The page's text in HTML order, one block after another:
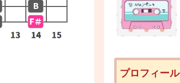
プロフィール